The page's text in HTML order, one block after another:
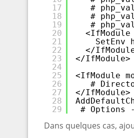
17
18
19
20
21
22
23
24
25
26
27
28
29
#
#
#
<IfModule
SetEnv
</
</IfModule>
<IfModule
#
</IfModule>
# Options
Dans quelques cas,